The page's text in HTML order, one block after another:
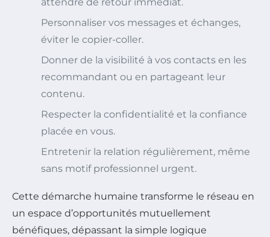
attendre de retour immédiat.
Personnaliser vos messages et échanges,
éviter le copier-coller.
Donner de la visibilité à vos contacts en les
recommandant ou en partageant leur
contenu.
Respecter la confidentialité et la confiance
placée en vous.
Entretenir la relation régulièrement, même
sans motif professionnel urgent.
Cette démarche humaine transforme le réseau en
un espace d’opportunités mutuellement
bénéfiques, dépassant la simple logique